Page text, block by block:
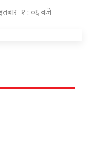
१ : ०६ बजे